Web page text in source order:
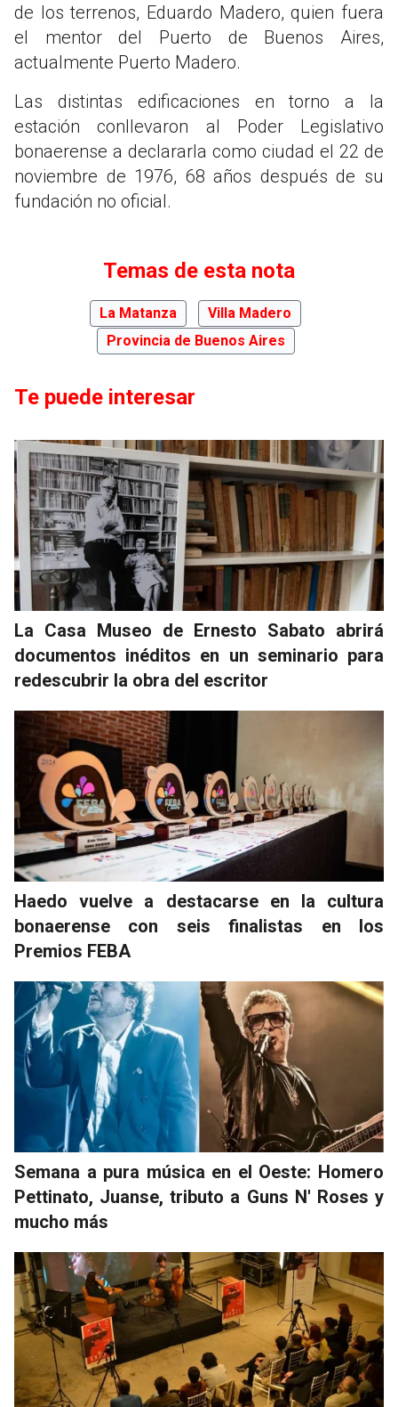
de los terrenos, Eduardo Madero, quien fuera
el mentor del Puerto de Buenos Aires,
actualmente Puerto Madero.
Las distintas edificaciones en torno a la
estación conllevaron al Poder Legislativo
bonaerense a declararla como ciudad el 22 de
noviembre de 1976, 68 años después de su
fundación no oficial.
Temas de esta nota
La Matanza
Villa Madero
Provincia de Buenos Aires
Te puede interesar
La Casa Museo de Ernesto Sabato abrirá
documentos inéditos en un seminario para
redescubrir la obra del escritor
Haedo vuelve a destacarse en la cultura
bonaerense con seis finalistas en los
Premios FEBA
Semana a pura música en el Oeste: Homero
Pettinato, Juanse, tributo a Guns N' Roses y
mucho más